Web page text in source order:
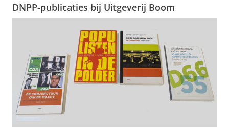
DNPP-publicaties bij Uitgeverij Boom